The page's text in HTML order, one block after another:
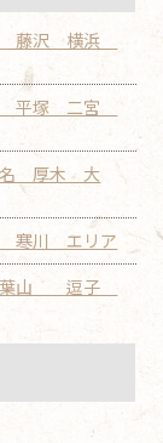
藤沢 横浜
平塚 二宮
名 厚木 大
寒川 エリア
葉山 逗子